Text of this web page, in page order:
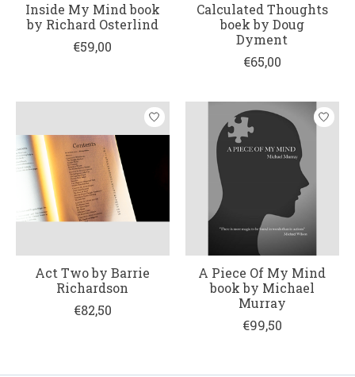
Inside My Mind book
by Richard Osterlind
€59,00
Calculated Thoughts
boek by Doug
Dyment
€65,00
Act Two by Barrie
Richardson
€82,50
A Piece Of My Mind
book by Michael
Murray
€99,50